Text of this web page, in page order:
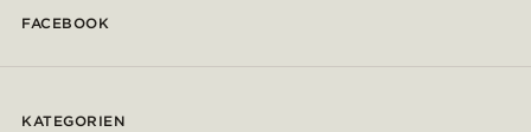
FACEBOOK
KATEGORIEN